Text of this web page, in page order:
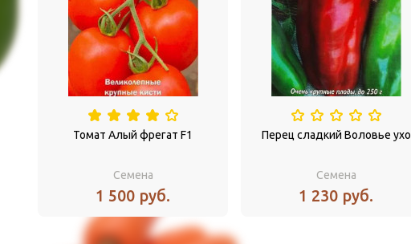
Томат Алый фрегат F1
Семена
1 500 руб.
Перец сладкий Воловье ухо
Семена
1 230 руб.